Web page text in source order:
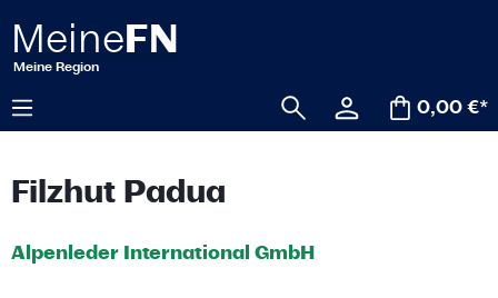
springen
0,00 €*
Filzhut Padua
Alpenleder International GmbH